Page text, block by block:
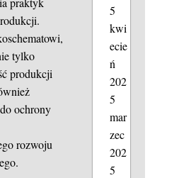
tylko
produkcji
ochrony
rozwoju
5
kwi
ecie
ń
202
5
mar
zec
202
5